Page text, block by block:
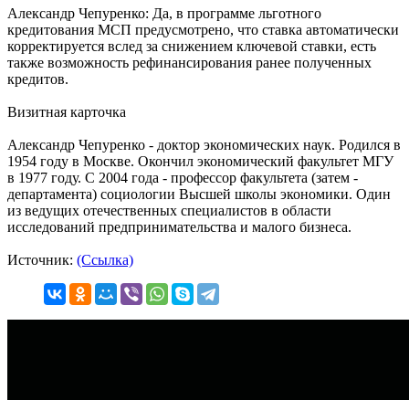
Александр Чепуренко: Да, в программе льготного
кредитования МСП предусмотрено, что ставка автоматически
корректируется вслед за снижением ключевой ставки, есть
также возможность рефинансирования ранее полученных
кредитов.
Визитная карточка
Александр Чепуренко - доктор экономических наук. Родился в
1954 году в Москве. Окончил экономический факультет МГУ
в 1977 году. С 2004 года - профессор факультета (затем -
департамента) социологии Высшей школы экономики. Один
из ведущих отечественных специалистов в области
исследований предпринимательства и малого бизнеса.
Источник: (Ссылка)